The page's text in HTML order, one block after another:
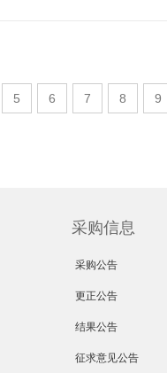
5 6 7 8 9
采购信息
采购公告
更正公告
结果公告
征求意见公告